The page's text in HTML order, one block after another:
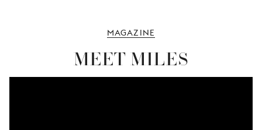
MAGAZINE
MEET MILES